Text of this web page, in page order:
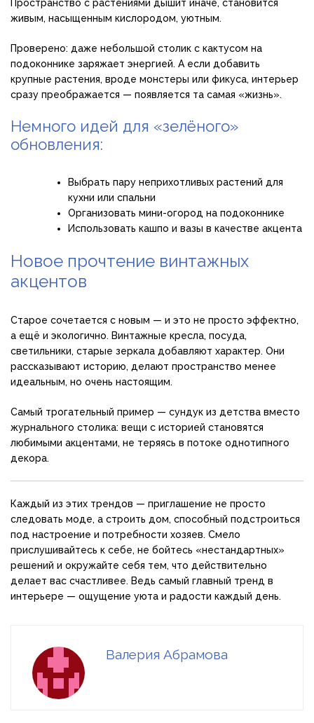
Пространство с растениями дышит иначе, становится
живым, насыщенным кислородом, уютным.
Проверено: даже небольшой столик с кактусом на
подоконнике заряжает энергией. А если добавить
крупные растения, вроде монстеры или фикуса, интерьер
сразу преображается — появляется та самая «жизнь».
Немного идей для «зелёного»
обновления:
Выбрать пару неприхотливых растений для
кухни или спальни
Организовать мини-огород на подоконнике
Использовать кашпо и вазы в качестве акцента
Новое прочтение винтажных
акцентов
Старое сочетается с новым — и это не просто эффектно,
а ещё и экологично. Винтажные кресла, посуда,
светильники, старые зеркала добавляют характер. Они
рассказывают историю, делают пространство менее
идеальным, но очень настоящим.
Самый трогательный пример — сундук из детства вместо
журнального столика: вещи с историей становятся
любимыми акцентами, не теряясь в потоке однотипного
декора.
Каждый из этих трендов — приглашение не просто
следовать моде, а строить дом, способный подстроиться
под настроение и потребности хозяев. Смело
прислушивайтесь к себе, не бойтесь «нестандартных»
решений и окружайте себя тем, что действительно
делает вас счастливее. Ведь самый главный тренд в
интерьере — ощущение уюта и радости каждый день.
Валерия Абрамова